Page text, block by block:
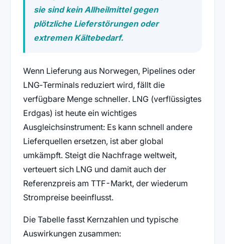
sie sind kein Allheilmittel gegen
plötzliche Lieferstörungen oder
extremen Kältebedarf.
Wenn Lieferung aus Norwegen, Pipelines oder
LNG‑Terminals reduziert wird, fällt die
verfügbare Menge schneller. LNG (verflüssigtes
Erdgas) ist heute ein wichtiges
Ausgleichsinstrument: Es kann schnell andere
Lieferquellen ersetzen, ist aber global
umkämpft. Steigt die Nachfrage weltweit,
verteuert sich LNG und damit auch der
Referenzpreis am TTF-Markt, der wiederum
Strompreise beeinflusst.
Die Tabelle fasst Kernzahlen und typische
Auswirkungen zusammen: